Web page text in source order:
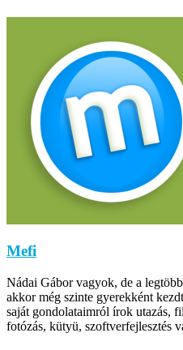
Mefi
Nádai Gábor vagyok, de a
akkor még szinte gyerekként
saját gondolataimról írok utazás,
fotózás, kütyü, szoftverfejlesztés